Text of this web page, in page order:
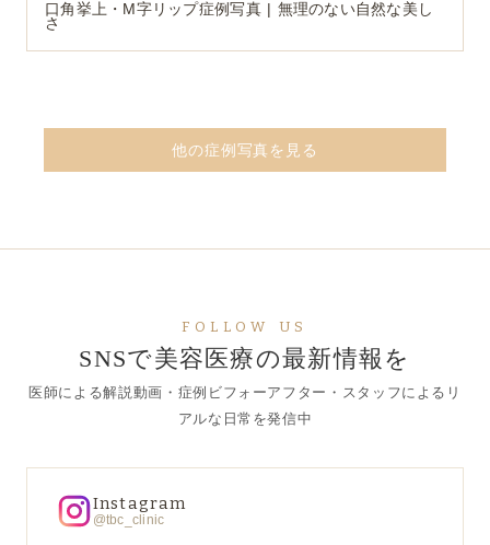
口角挙上・M字リップ症例写真 | 無理のない自然な美し
さ
他の症例写真を見る
FOLLOW US
SNSで美容医療の最新情報を
医師による解説動画・症例ビフォーアフター・スタッフによるリ
アルな日常を発信中
Instagram
@tbc_clinic